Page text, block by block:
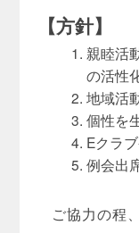
【方針】
親睦活
の活性
地域活
個性を
Eクラ
例会出
ご協力の程